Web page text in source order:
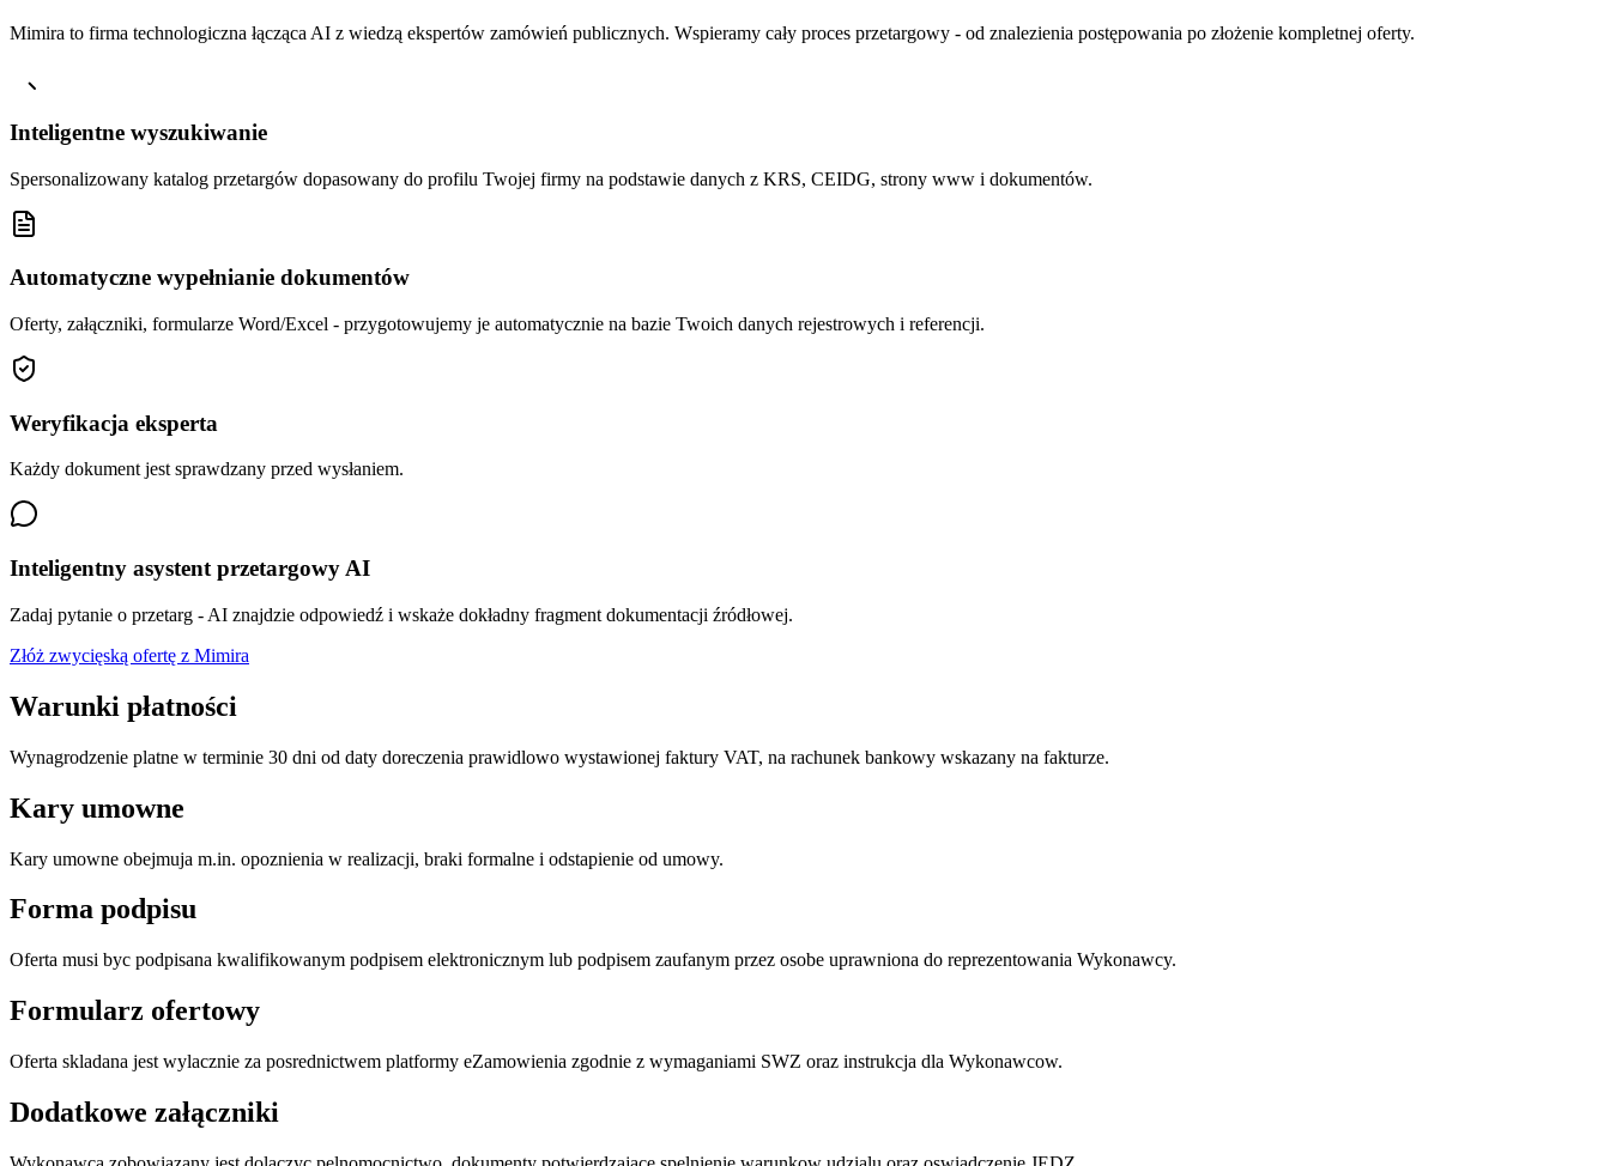
Mimira to firma technologiczna łącząca AI z wiedzą ekspertów zamówień publicznych. Wspieramy cały proces przetargowy - od znalezienia postępowania po złożenie kompletnej oferty.
Inteligentne wyszukiwanie
Spersonalizowany katalog przetargów dopasowany do profilu Twojej firmy na podstawie danych z KRS, CEIDG, strony www i dokumentów.
Automatyczne wypełnianie dokumentów
Oferty, załączniki, formularze Word/Excel - przygotowujemy je automatycznie na bazie Twoich danych rejestrowych i referencji.
Weryfikacja eksperta
Każdy dokument jest sprawdzany przed wysłaniem.
Inteligentny asystent przetargowy AI
Zadaj pytanie o przetarg - AI znajdzie odpowiedź i wskaże dokładny fragment dokumentacji źródłowej.
Złóż zwycięską ofertę z Mimira
Warunki płatności
Wynagrodzenie platne w terminie 30 dni od daty doreczenia prawidlowo wystawionej faktury VAT, na rachunek bankowy wskazany na fakturze.
Kary umowne
Kary umowne obejmuja m.in. opoznienia w realizacji, braki formalne i odstapienie od umowy.
Forma podpisu
Oferta musi byc podpisana kwalifikowanym podpisem elektronicznym lub podpisem zaufanym przez osobe uprawniona do reprezentowania Wykonawcy.
Formularz ofertowy
Oferta skladana jest wylacznie za posrednictwem platformy eZamowienia zgodnie z wymaganiami SWZ oraz instrukcja dla Wykonawcow.
Dodatkowe załączniki